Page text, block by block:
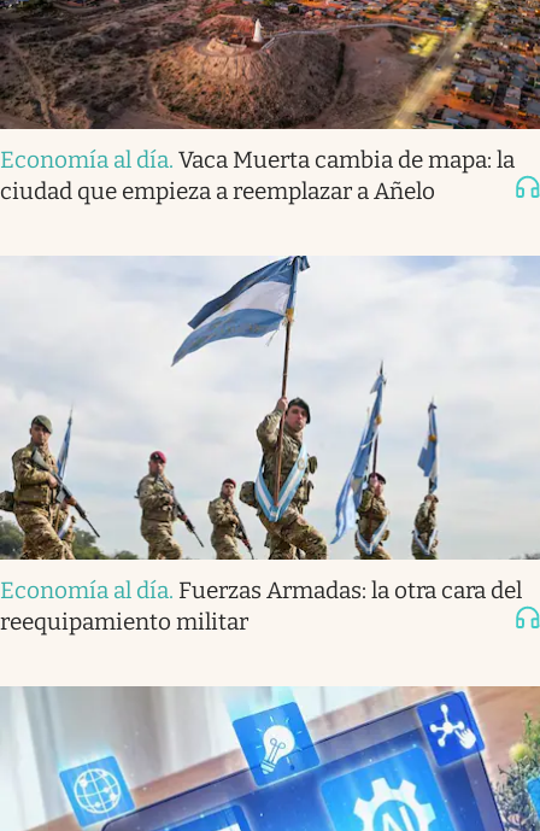
Economía al día. Vaca Muerta cambia de mapa: la
ciudad que empieza a reemplazar a Añelo
Economía al día. Fuerzas Armadas: la otra cara del
reequipamiento militar